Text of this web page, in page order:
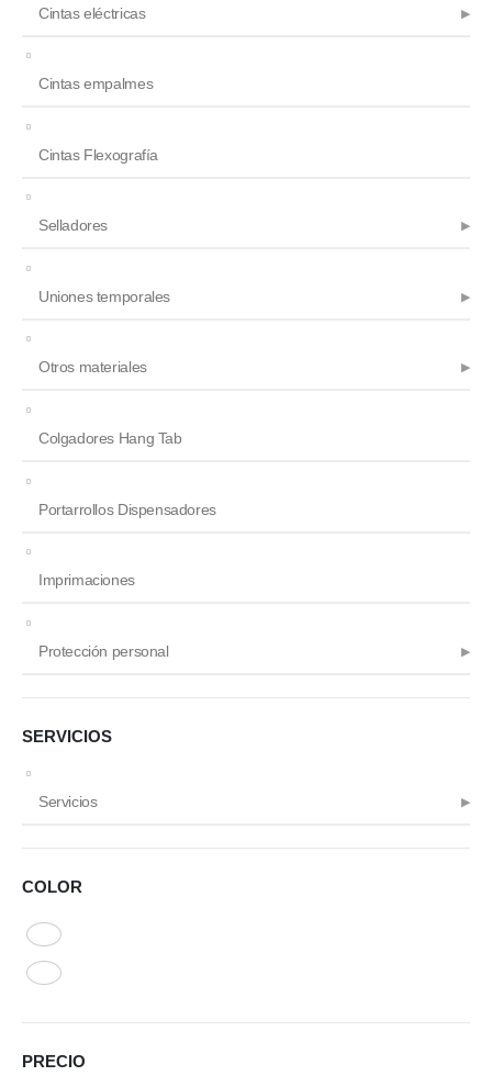
Cintas eléctricas
Cintas empalmes
Cintas Flexografía
Selladores
Uniones temporales
Otros materiales
Colgadores Hang Tab
Portarrollos Dispensadores
Imprimaciones
Protección personal
SERVICIOS
Servicios
COLOR
PRECIO